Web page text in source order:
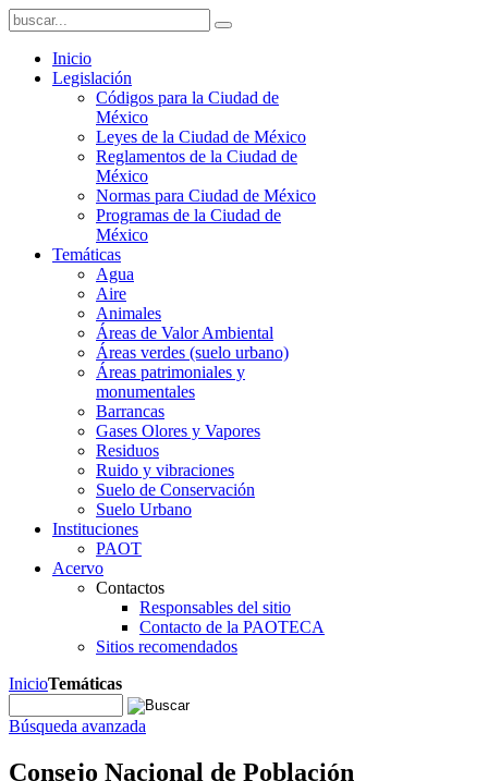
Inicio
Legislación
Códigos para la Ciudad de
México
Leyes de la Ciudad de México
Reglamentos de la Ciudad de
México
Normas para Ciudad de México
Programas de la Ciudad de
México
Temáticas
Agua
Aire
Animales
Áreas de Valor Ambiental
Áreas verdes (suelo urbano)
Áreas patrimoniales y
monumentales
Barrancas
Gases Olores y Vapores
Residuos
Ruido y vibraciones
Suelo de Conservación
Suelo Urbano
Instituciones
PAOT
Acervo
Contactos
Responsables del sitio
Contacto de la PAOTECA
Sitios recomendados
InicioTemáticas
Búsqueda avanzada
Consejo Nacional de Población